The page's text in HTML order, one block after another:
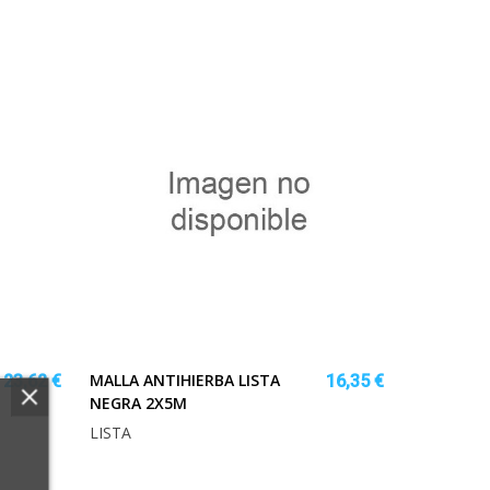
23,62 €
MALLA ANTIHIERBA LISTA
NEGRA 2X5M
16,35 €
LISTA